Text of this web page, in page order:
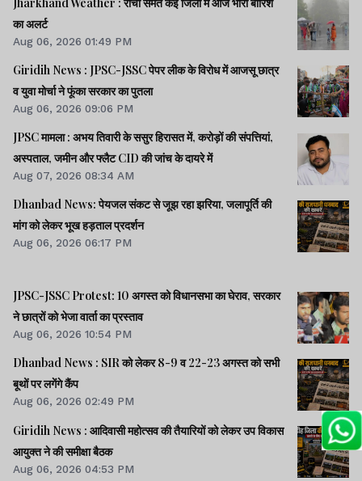
का अलर्ट
Aug 06, 2026 01:49 PM
Giridih News : JPSC-JSSC पेपर लीक के विरोध में आजसू छात्र
व युवा मोर्चा ने फूंका सरकार का पुतला
Aug 06, 2026 09:06 PM
JPSC मामला : अभय तिवारी के ससुर हिरासत में, करोड़ों की संपत्तियां,
अस्पताल, जमीन और फ्लैट CID की जांच के दायरे में
Aug 07, 2026 08:34 AM
Dhanbad News: पेयजल संकट से जूझ रहा झरिया, जलापूर्ति की
मांग को लेकर भूख हड़ताल प्रदर्शन
Aug 06, 2026 06:17 PM
JPSC-JSSC Protest: 10 अगस्त को विधानसभा का घेराव, सरकार
ने छात्रों को भेजा वार्ता का प्रस्ताव
Aug 06, 2026 10:54 PM
Dhanbad News : SIR को लेकर 8-9 व 22-23 अगस्त को सभी
बूथों पर लगेंगे कैंप
Aug 06, 2026 02:49 PM
Giridih News : आदिवासी महोत्सव की तैयारियों को लेकर उप विकास
आयुक्त ने की समीक्षा बैठक
Aug 06, 2026 04:53 PM